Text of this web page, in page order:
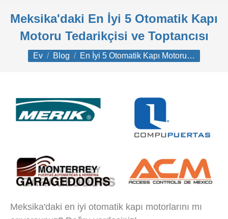
Meksika'daki En İyi 5 Otomatik Kapı
Motoru Tedarikçisi ve Toptancısı
Buradasınız:
Ev Blog En İyi 5 Otomatik Kapı Motoru…
Meksika'daki en iyi otomatik kapı motorlarını mı